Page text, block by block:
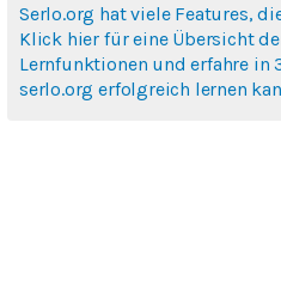
Serlo.org hat viele Features,
Klick hier für eine Übersicht
Lernfunktionen und erfahre
serlo.org erfolgreich lernen